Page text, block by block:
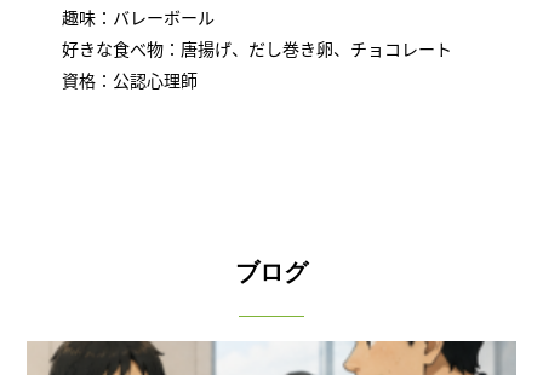
趣味：バレーボール
好きな食べ物：唐揚げ、だし巻き卵、チョコレート
資格：公認心理師
ブログ